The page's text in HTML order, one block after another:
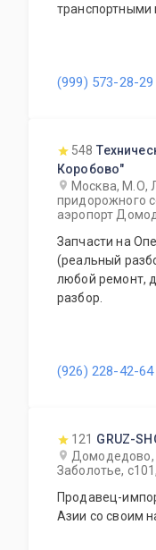
транспортными
(999) 573-28-29
548
Коробово"
Москва, М.О,
придорожного
аэропорт
Запчасти на
(реальный
любой ремонт,
разбор.
(926) 228-42-64
121 GRUZ-
Домодедово,
Заболотье,
Продавец-
Азии со своим